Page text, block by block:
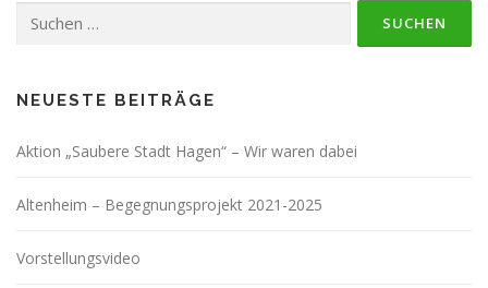
Suchen
NEUESTE BEITRÄGE
Aktion „Saubere Stadt Hagen“ – Wir waren dabei
Altenheim – Begegnungsprojekt 2021-2025
Vorstellungsvideo